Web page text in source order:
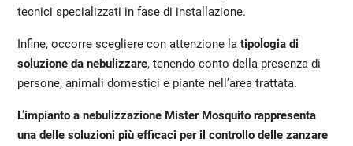
tecnici specializzati in fase di installazione.
Infine, occorre scegliere con attenzione la tipologia di
soluzione da nebulizzare, tenendo conto della presenza di
persone, animali domestici e piante nell’area trattata.
L’impianto a nebulizzazione Mister Mosquitorappresenta
una delle soluzioni più efficaci per il controllo delle zanzare